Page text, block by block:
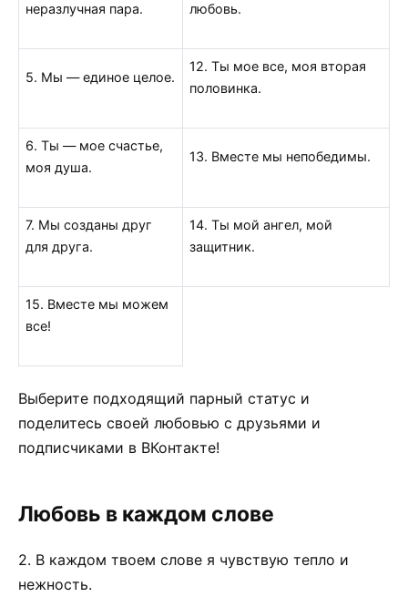
неразлучная пара.
любовь.
5. Мы — единое целое.
12. Ты мое все, моя вторая
половинка.
6. Ты — мое счастье,
моя душа.
13. Вместе мы непобедимы.
7. Мы созданы друг
для друга.
14. Ты мой ангел, мой
защитник.
15. Вместе мы можем
все!
Выберите подходящий парный статус и
поделитесь своей любовью с друзьями и
подписчиками в ВКонтакте!
Любовь в каждом слове
2. В каждом твоем слове я чувствую тепло и
нежность.